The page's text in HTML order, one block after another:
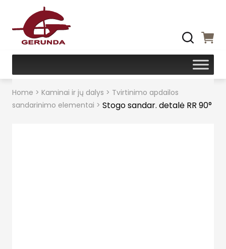
Home > Kaminai ir jų dalys > Tvirtinimo apdailos
sandarinimo elementai > Stogo sandar. detalė RR 90°